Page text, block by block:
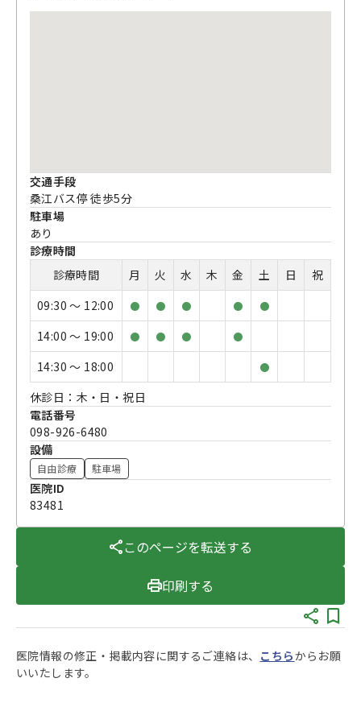
交通手段
桑江バス停 徒歩5分
駐車場
あり
診療時間
診療時間
月 火 水 木 金 土 日
祝
09:30 〜 12:00
● ● ● ● ●
14:00 〜 19:00 ● ● ● ●
14:30 〜 18:00 ●
休診日：木・日・祝日
電話番号
098-926-6480
設備
自由診療 駐車場
医院ID
83481
このページを転送する
印刷する
医院情報の修正・掲載内容に関するご連絡は、 こちらからお願
いいたします。